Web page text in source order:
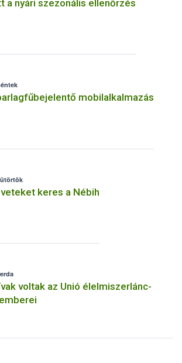
a nyári szezonális ellenőrzés
mobilalkalmazás
keres a Nébih
voltak az Unió élelmiszerlánc-